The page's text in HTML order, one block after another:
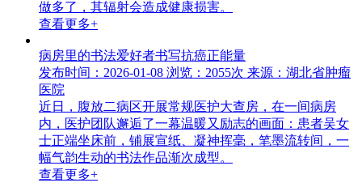
做多了，其辐射会造成健康损害。
查看更多+
病房里的书法爱好者书写抗癌正能量
发布时间：2026-01-08 浏览：2055次 来源：湖北省肿瘤
医院
近日，腹放二病区开展常规医护大查房，在一间病房
内，医护团队邂逅了一幕温暖又励志的画面：患者吴女
士正端坐床前，铺展宣纸、凝神挥毫，笔墨流转间，一
幅气韵生动的书法作品渐次成型。
查看更多+